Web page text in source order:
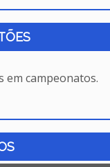
em campeonatos.